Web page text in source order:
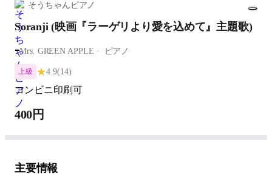
そうちゃんピアノ
Soranji (映画『ラーゲリより愛を込めて』主題歌)
-Mrs. GREEN APPLE ピアノ
上級 ★4.9(14)
コンビニ印刷可
400円
主要情報